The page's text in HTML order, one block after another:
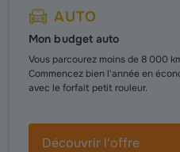
AUTO
Mon budget auto
Vous parcourez moins de 8 000
Commencez bien l'année en
avec le forfait petit rouleur.
Découvrir l'offre